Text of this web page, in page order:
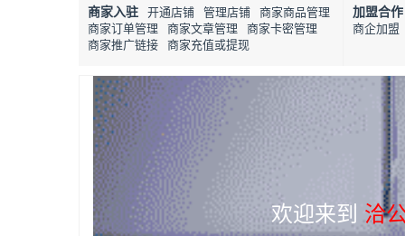
商家入驻 开通店铺 管理店铺 商家商品管理
商家订单管理 商家文章管理 商家卡密管理
商家推广链接 商家充值或提现
加盟合作
商企加盟
欢迎来到 洽